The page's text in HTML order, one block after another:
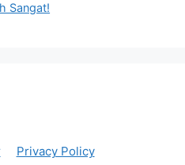
Sangat!
Privacy Policy